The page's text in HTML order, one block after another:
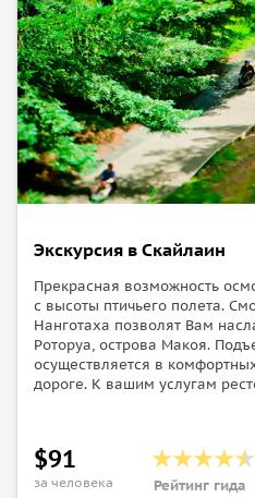
Экскурсия в Скайлаин
Прекрасная возможность
с высоты птичьего полета.
Нанготаха позволят Вам
Роторуа, острова Макоя.
осуществляется в
дороге. К вашим услугам
$91
за человека Рейтинг гида